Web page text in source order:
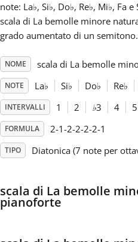
Dansk
English
Español
한국어
note: La♭, Si♭, Do♭, Re♭, Mi♭, Fa
scala di La bemolle minore
grado aumentato di un semitono.
NOME scala di La bemolle
NOTE La♭ Si♭ Do♭ Re♭
INTERVALLI 1 2 ♭3 4 5
FORMULA 2-1-2-2-2-2-1
TIPO Diatonica (7 note per
scala di La bemolle
pianoforte